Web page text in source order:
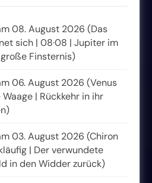
08. August 2026 (Das
sich | 08·08 | Jupiter im
Finsternis)
06. August 2026 (Venus
| Rückkehr in ihr
03. August 2026 (Chiron
| Der verwundete
in den Widder zurück)